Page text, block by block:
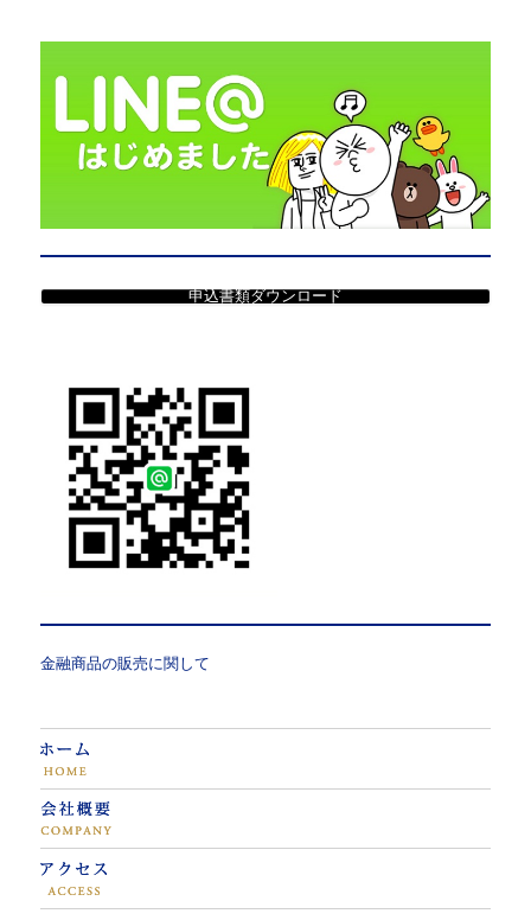
申込書類ダウンロード
金融商品の販売に関して